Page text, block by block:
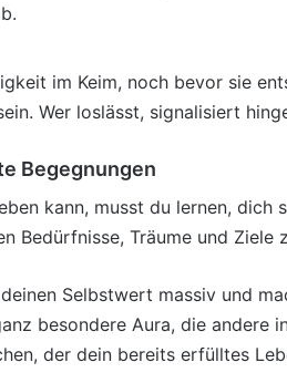
im Keim, noch bevor sie
Wer loslässt, signalisiert
Begegnungen
kann, musst du lernen,
Bedürfnisse, Träume und Ziele
Selbstwert massiv und
besondere Aura, die
der dein bereits erfülltes